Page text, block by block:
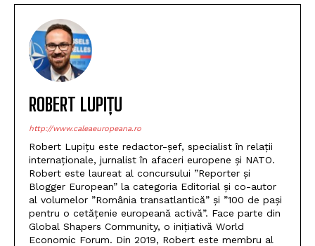
ROBERT LUPIȚU
http://www.caleaeuropeana.ro
Robert Lupițu este redactor-șef, specialist în relații
internaționale, jurnalist în afaceri europene și NATO.
Robert este laureat al concursului ”Reporter și
Blogger European” la categoria Editorial și co-autor
al volumelor ”România transatlantică” și ”100 de pași
pentru o cetățenie europeană activă”. Face parte din
Global Shapers Community, o inițiativă World
Economic Forum. Din 2019, Robert este membru al